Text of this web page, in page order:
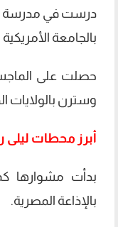
درست في مدرسة
بالجامعة
حصلت على
وسترن بالولايات
أبرز محطات ليلى
بدأت مشوارها
بالإذاعة المصرية.